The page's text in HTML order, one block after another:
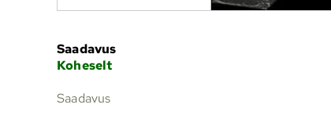
Saadavus
Koheselt
Saadavus